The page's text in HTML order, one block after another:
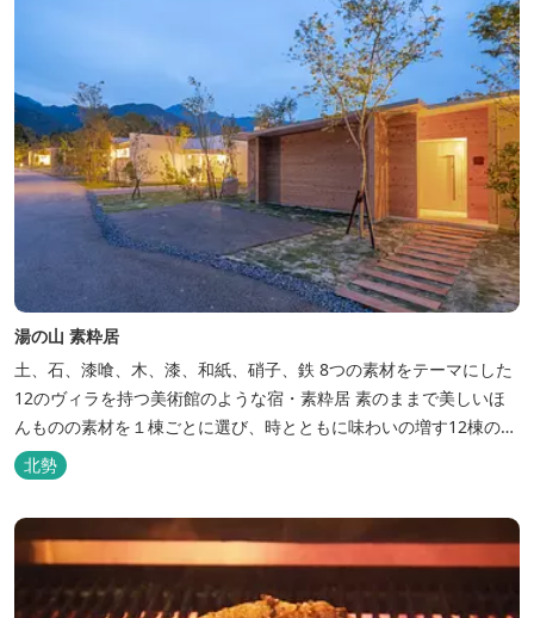
湯の山 素粋居
土、石、漆喰、木、漆、和紙、硝子、鉄 8つの素材をテーマにした
12のヴィラを持つ美術館のような宿・素粋居 素のままで美しいほ
んものの素材を１棟ごとに選び、時とともに味わいの増す12棟のヴ
ィラをつくりました。現代美術・工芸・古美術・アンティークをし
つらえた空間は、 とびきり居心地が良い美術館のよう。次はあのヴ
す。 「そ...
北勢